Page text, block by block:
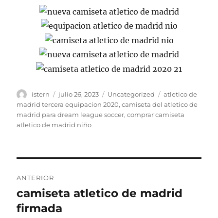
Autor
istern
Publicado
el
julio 26, 2023 Categorías
Uncategorized Etiquetas
atletico de
madrid tercera equipacion 2020,camiseta del atletico de
madrid para dream league soccer,comprar camiseta
atletico de madrid niño
de
entradas
ANTERIOR
Entrada
anterior:
camiseta atletico de madrid
firmada